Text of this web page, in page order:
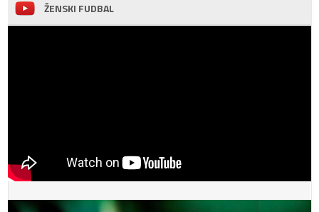
ŽENSKI FUDBAL